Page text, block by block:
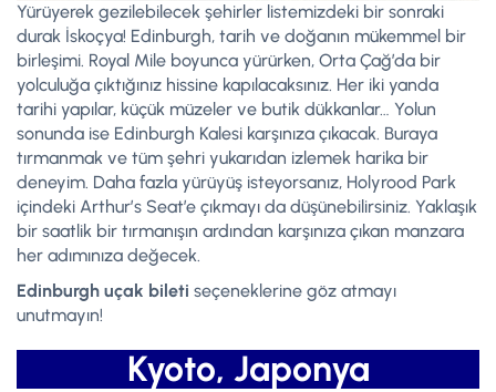
Yürüyerek gezilebilecek şehirler listemizdeki bir sonraki
durak İskoçya! Edinburgh, tarih ve doğanın mükemmel bir
birleşimi. Royal Mile boyunca yürürken, Orta Çağ’da bir
yolculuğa çıktığınız hissine kapılacaksınız. Her iki yanda
tarihi yapılar, küçük müzeler ve butik dükkanlar… Yolun
sonunda ise Edinburgh Kalesi karşınıza çıkacak. Buraya
tırmanmak ve tüm şehri yukarıdan izlemek harika bir
deneyim. Daha fazla yürüyüş isteyorsanız, Holyrood Park
içindeki Arthur’s Seat’e çıkmayı da düşünebilirsiniz. Yaklaşık
bir saatlik bir tırmanışın ardından karşınıza çıkan manzara
her adımınıza değecek.
Edinburgh uçak bileti seçeneklerine göz atmayı
unutmayın!
Kyoto, Japonya